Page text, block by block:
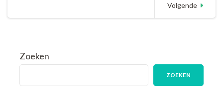
Volgende
Zoeken
ZOEKEN